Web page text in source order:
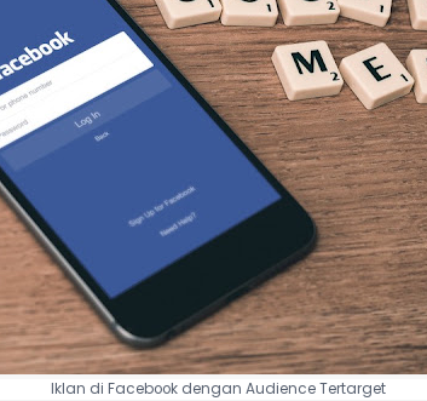
Iklan di Facebook dengan Audience Tertarget